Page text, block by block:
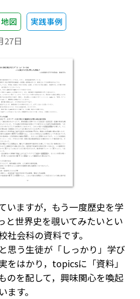
図 実践事例
27日
いますが，もう一度歴史を学
と世界史を覗いてみたいとい
社会科の資料です。
思う生徒が「しっかり」学び
をはかり，topicsに「資料」
のを配して，興味関心を喚起
ます。